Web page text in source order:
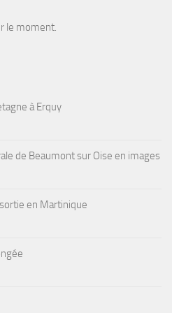
le moment.
à Erquy
de Beaumont sur Oise en images
en Martinique